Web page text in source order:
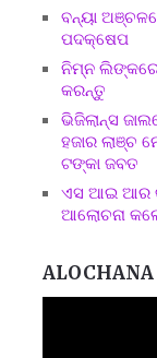
ବନ୍ୟା
ପଦକ୍ଷେପ
ନିମ୍ନ
କରନ୍ତୁ
ଭିଜିଲାନ୍ସ
ହଜାର ଲାଞ୍ଚ
ଟଙ୍କା ଜବତ
ଏସ ଆଇ ଆର
ଆଲୋଚନା
ALOCHANA